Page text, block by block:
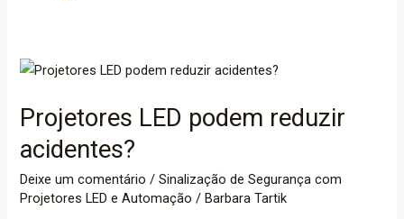
Projetores LED podem reduzir
acidentes?
Deixe um comentário /Sinalização de Segurança com
Projetores LED e Automação / Barbara Tartik
Projetores
podem
reduzir